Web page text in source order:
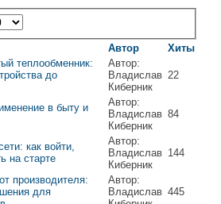
Автор
Хиты
теплообменник:
до
Автор:
Владислав
Киберник
22
в быту и
Автор:
Владислав
Киберник
84
как войти,
на старте
Автор:
Владислав
Киберник
144
производителя:
для
Автор:
Владислав 445